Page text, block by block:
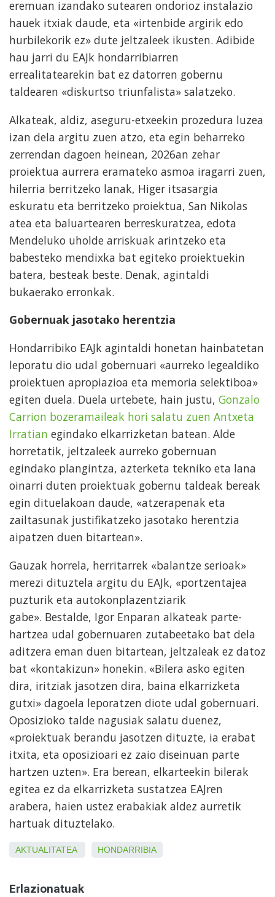
eremuan izandako sutearen ondorioz instalazio
hauek itxiak daude, eta «irtenbide argirik edo
hurbilekorik ez» dute jeltzaleek ikusten. Adibide
hau jarri du EAJk hondarribiarren
errealitatearekin bat ez datorren gobernu
taldearen «diskurtso triunfalista» salatzeko.
Alkateak, aldiz, aseguru-etxeekin prozedura luzea
izan dela argitu zuen atzo, eta egin beharreko
zerrendan dagoen heinean, 2026an zehar
proiektua aurrera eramateko asmoa iragarri zuen,
hilerria berritzeko lanak, Higer itsasargia
eskuratu eta berritzeko proiektua, San Nikolas
atea eta baluartearen berreskuratzea, edota
Mendeluko uholde arriskuak arintzeko eta
babesteko mendixka bat egiteko proiektuekin
batera, besteak beste. Denak, agintaldi
bukaerako erronkak.
Gobernuak jasotako herentzia
Hondarribiko EAJk agintaldi honetan hainbatetan
leporatu dio udal gobernuari «aurreko legealdiko
proiektuen apropiazioa eta memoria selektiboa»
egiten duela. Duela urtebete, hain justu, Gonzalo
Carrion bozeramaileak hori salatu zuen Antxeta
Irratian egindako elkarrizketan batean. Alde
horretatik, jeltzaleek aurreko gobernuan
egindako plangintza, azterketa tekniko eta lana
oinarri duten proiektuak gobernu taldeak bereak
egin dituelakoan daude, «atzerapenak eta
zailtasunak justifikatzeko jasotako herentzia
aipatzen duen bitartean».
Gauzak horrela, herritarrek «balantze serioak»
merezi dituztela argitu du EAJk, «portzentajea
puzturik eta autokonplazentziarik
gabe». Bestalde, Igor Enparan alkateak parte-
hartzea udal gobernuaren zutabeetako bat dela
aditzera eman duen bitartean, jeltzaleak ez datoz
bat «kontakizun» honekin. «Bilera asko egiten
dira, iritziak jasotzen dira, baina elkarrizketa
gutxi» dagoela leporatzen diote udal gobernuari.
Oposizioko talde nagusiak salatu duenez,
«proiektuak berandu jasotzen dituzte, ia erabat
itxita, eta oposizioari ez zaio diseinuan parte
hartzen uzten». Era berean, elkarteekin bilerak
egitea ez da elkarrizketa sustatzea EAJren
arabera, haien ustez erabakiak aldez aurretik
hartuak dituztelako.
AKTUALITATEA HONDARRIBIA
Erlazionatuak